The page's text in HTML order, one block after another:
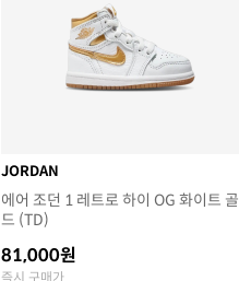
JORDAN
에어 조던 1 레트로 하이 OG 화이트 골
드 (TD)
81,000원
즉시 구매가